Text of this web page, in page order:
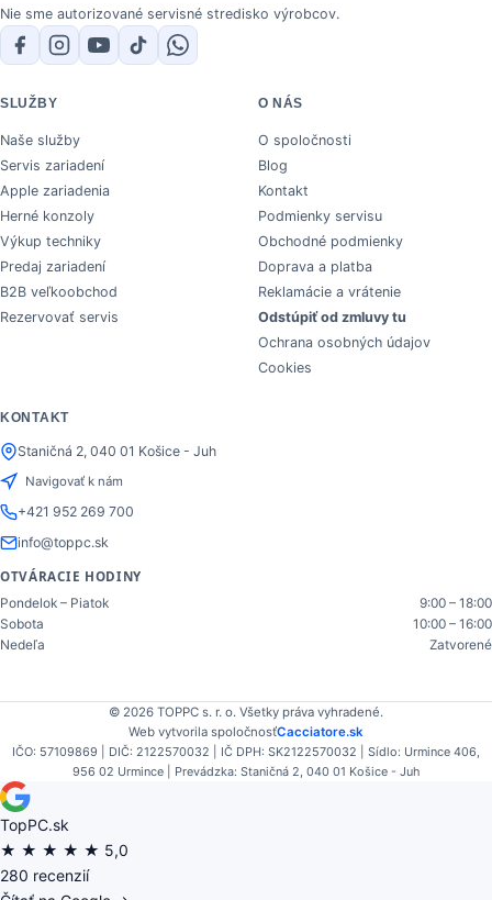
Nie sme autorizované servisné stredisko výrobcov.
SLUŽBY
Naše služby
Servis zariadení
Apple zariadenia
Herné konzoly
Výkup techniky
Predaj zariadení
B2B veľkoobchod
Rezervovať servis
O NÁS
O spoločnosti
Blog
Kontakt
Podmienky servisu
Obchodné podmienky
Doprava a platba
Reklamácie a vrátenie
Odstúpiť od zmluvy tu
Ochrana osobných údajov
Cookies
KONTAKT
Staničná 2, 040 01 Košice - Juh
Navigovať k nám
+421 952 269 700
info@toppc.sk
OTVÁRACIE HODINY
Pondelok – Piatok
9:00 – 18:00
Sobota
10:00 – 16:00
Nedeľa
Zatvorené
© 2026 TOPPC s. r. o. Všetky práva vyhradené.
Web vytvorila spoločnosťCacciatore.sk
IČO: 57109869 | DIČ: 2122570032 | IČ DPH: SK2122570032 | Sídlo: Urmince 406,
956 02 Urmince | Prevádzka: Staničná 2, 040 01 Košice - Juh
TopPC.sk
★ ★ ★ ★ ★ 5,0
280 recenzií